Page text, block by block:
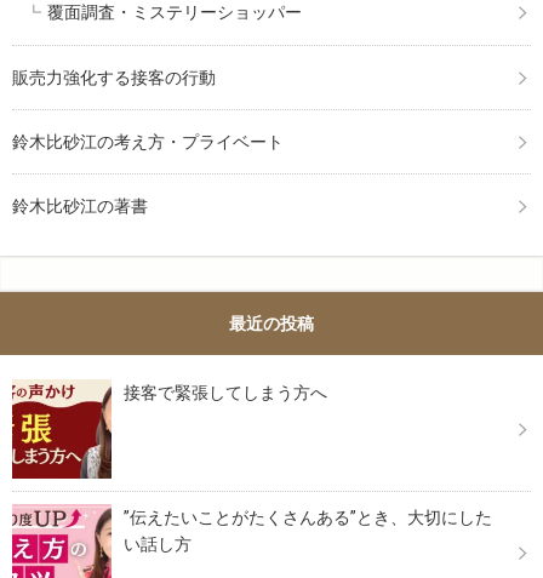
覆面調査・ミステリーショッパー
販売力強化する接客の行動
鈴木比砂江の考え方・プライベート
鈴木比砂江の著書
最近の投稿
接客で緊張してしまう方へ
”伝えたいことがたくさんある”とき、大切にした
い話し方